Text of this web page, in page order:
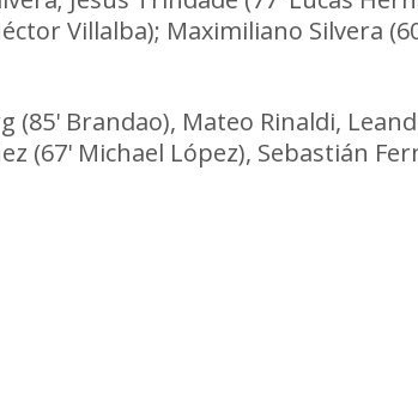
Villalba); Maximiliano Silvera
Brandao), Mateo Rinaldi,
(67' Michael López), Sebastián